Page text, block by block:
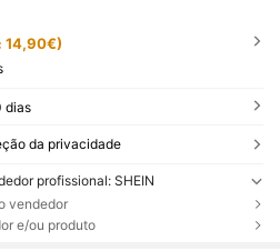
14,90€)
dias
da privacidade
profissional: SHEIN
vendedor
e/ou produto